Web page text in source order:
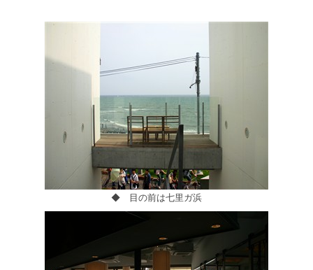
◆ 目の前は七里ガ浜